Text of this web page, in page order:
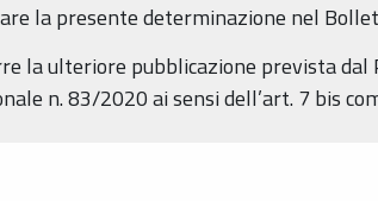
la presente determinazione nel
la ulteriore pubblicazione prevista
n. 83/2020 ai sensi dell’art. 7 bis